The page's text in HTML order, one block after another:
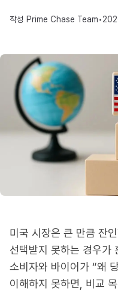
작성 Prime Chase Team•
미국 시장은 큰 만큼 잔
선택받지 못하는 경우가
소비자와 바이어가 “왜
이해하지 못하면, 비교